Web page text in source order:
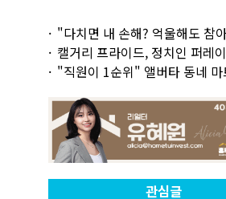
"다치면 내 손해? 억울해도 참
캘거리 프라이드, 정치인 퍼레
"직원이 1순위" 앨버타 동네 마
관심글